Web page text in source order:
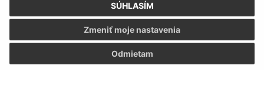
SÚHLASÍM
Odmietam
Zmeniť moje nastavenia